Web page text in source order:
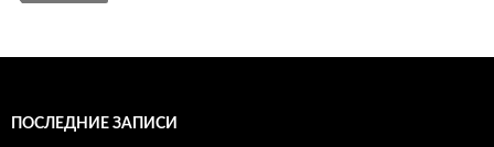
o
ur e
kl ав
ПОСЛЕДНИЕ ЗАПИСИ